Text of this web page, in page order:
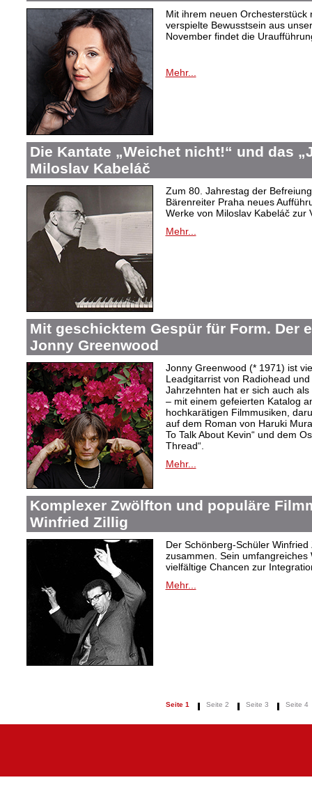
Mit ihrem neuen Orchesterstück
verspielte Bewusstsein aus
November findet die
Mehr...
Die Kantate „Weichet nicht!“ und das
Miloslav Kabeláč
Zum 80. Jahrestag der
Bärenreiter Praha neues
Werke von Miloslav Kabeláč zur
Mehr...
Mit geschicktem Gespür für Form. Der
Jonny Greenwood
Jonny Greenwood (* 1971) ist
Leadgitarrist von Radiohead
Jahrzehnten hat er sich auch
– mit einem gefeierten Katalog
hochkarätigen Filmmusiken,
auf dem Roman von Haruki
To Talk About Kevin“ und dem
Thread“.
Mehr...
Komplexer Zwölfton und populäre
Winfried Zillig
Der Schönberg-Schüler
zusammen. Sein
vielfältige Chancen zur
Mehr...
Seite 1 Seite 2 Seite 3 Seite 4